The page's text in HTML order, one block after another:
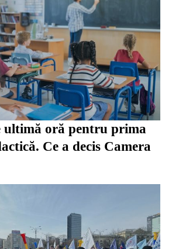
ultimă oră pentru prima
Ce a decis Camera